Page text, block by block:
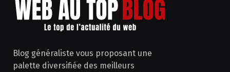
Blog généraliste vous proposant une
palette diversifiée des meilleurs